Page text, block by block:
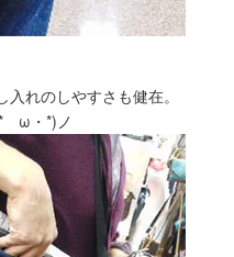
れのしやすさも健在。
ω・*)ノ